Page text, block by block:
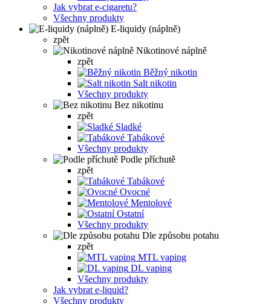
Jak vybrat e-cigaretu?
Všechny produkty
E-liquidy (náplně)
zpět
Nikotinové náplně
zpět
Běžný nikotin
Salt nikotin
Všechny produkty
Bez nikotinu
zpět
Sladké
Tabákové
Všechny produkty
Podle příchutě
zpět
Tabákové
Ovocné
Mentolové
Ostatní
Všechny produkty
Dle způsobu potahu
zpět
MTL vaping
DL vaping
Všechny produkty
Jak vybrat e-liquid?
Všechny produkty